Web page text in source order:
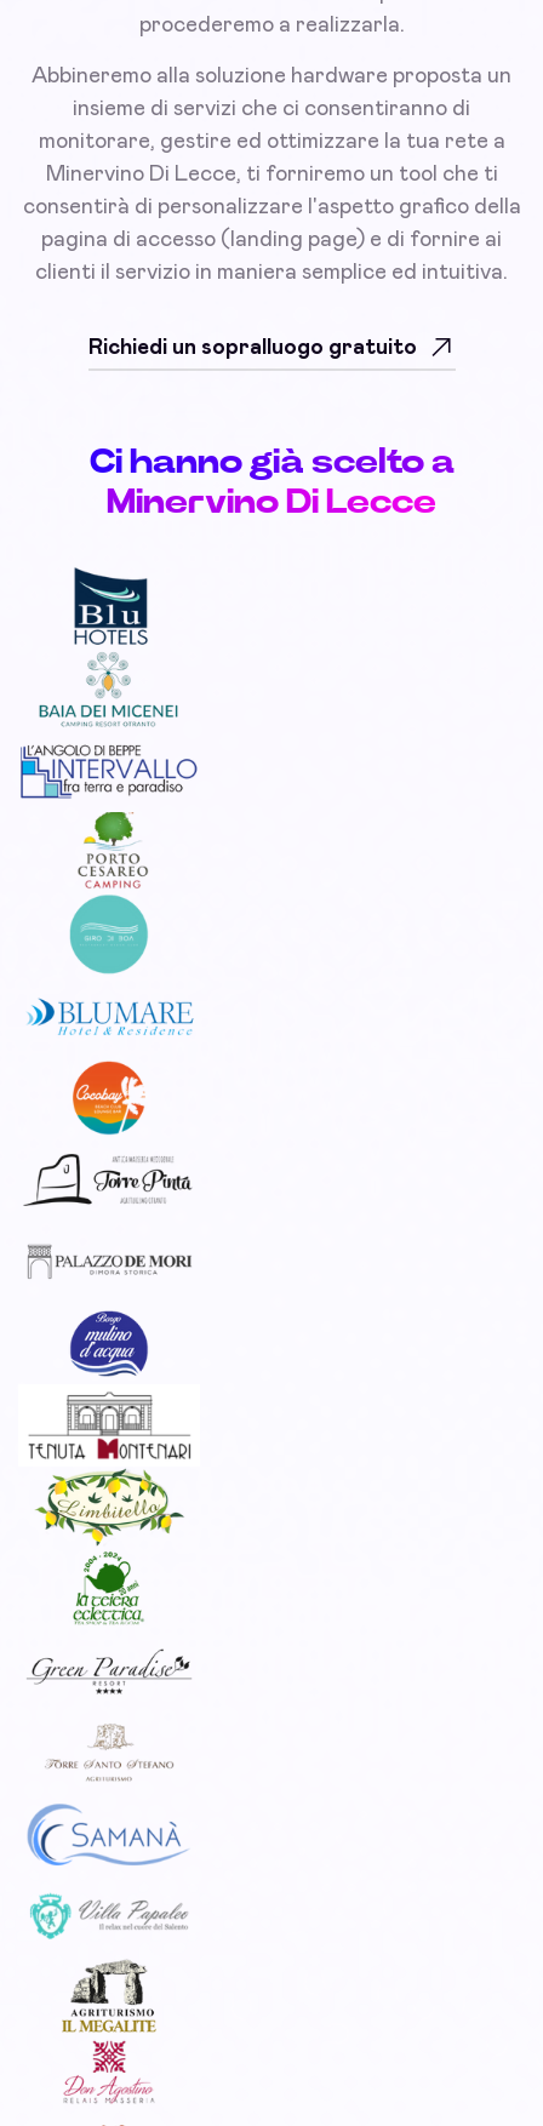
procederemo a realizzarla.
Abbineremo alla soluzione hardware proposta un
insieme di servizi che ci consentiranno di
monitorare, gestire ed ottimizzare la tua rete a
Minervino Di Lecce, ti forniremo un tool che ti
consentirà di personalizzare l'aspetto grafico della
pagina di accesso (landing page) e di fornire ai
clienti il servizio in maniera semplice ed intuitiva.
Richiedi un sopralluogo gratuito
Ci hanno già scelto a
Minervino Di Lecce